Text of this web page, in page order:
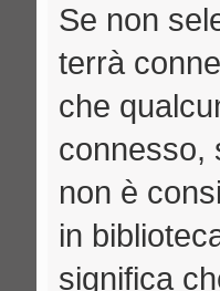
Se non
terrà
che
connesso,
non è
in
significa